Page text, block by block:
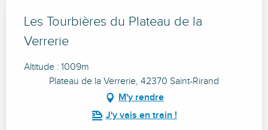
Les Tourbières du Plateau de la
Verrerie
Altitude : 1009m
Plateau de la Verrerie, 42370 Saint-Rirand
M'y rendre
J'y vais en train !